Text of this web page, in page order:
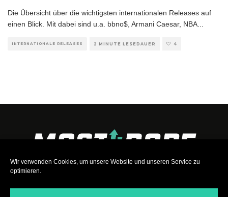
Wir verwenden Cookies, um unsere Website und unseren Service zu
optimieren.
Die Übersicht über die wichtigsten internationalen Releases auf
einen Blick. Mit dabei sind u.a. bbno$, Armani Caesar, NBA
INTERNATIONALE RELEASES 2 MINUTE LESEDAUER 4